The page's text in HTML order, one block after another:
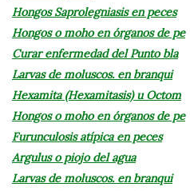
Hongos Saprolegniasis en peces
Hongos o moho en órganos de pe
Curar enfermedad del Punto bla
Larvas de moluscos. en branqui
Hexamita (Hexamitasis) u Octom
Hongos o moho en órganos de pe
Furunculosis atípica en peces
Argulus o piojo del agua
Larvas de moluscos. en branqui